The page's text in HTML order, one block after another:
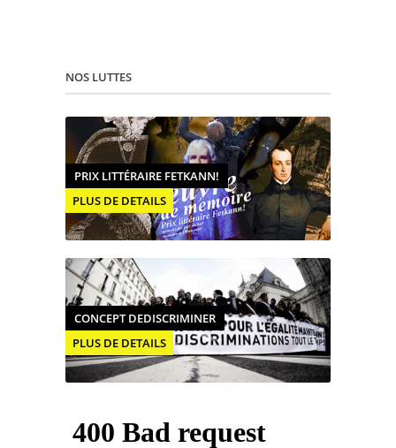
NOS LUTTES
PRIX LITTÉRAIRE FETKANN!
PLUS DE DETAILS
CONCEPT DEDISCRIMINER
PLUS DE DETAILS